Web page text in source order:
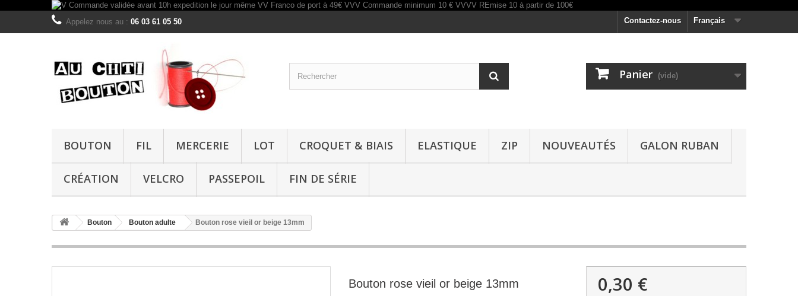
Français
Contactez-nous
Appelez nous au : 06 03 61 05 50
Panier (vide)
BOUTON FIL MERCERIE LOT CROQUET & BIAIS ELASTIQUE ZIP NOUVEAUTÉS GALON RUBAN
CRÉATION VELCRO PASSEPOIL FIN DE SÉRIE
Bouton Bouton adulte Bouton rose vieil or beige 13mm
Bouton rose vieil or beige 13mm 0,30 €